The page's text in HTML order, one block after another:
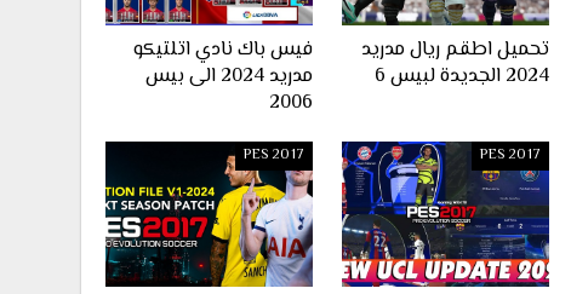
تحميل اطقم ريال مدريد
2024 الجديدة لبيس 6
فيس باك نادي اتلتيكو
مدريد 2024 الى بيس
2006
PES 2017
PES 2017